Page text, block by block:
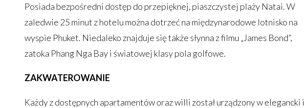
Posiada bezpośredni dostęp do przepięknej, piaszczystej plaży Natai. W
zaledwie 25 minut z hotelu można dotrzeć na międzynarodowe lotnisko na
wyspie Phuket. Niedaleko znajduje się także słynna z filmu „James Bond”,
zatoka Phang Nga Bay i światowej klasy pola golfowe.
ZAKWATEROWANIE
Każdy z dostępnych apartamentów oraz willi został urządzony w elegancki i